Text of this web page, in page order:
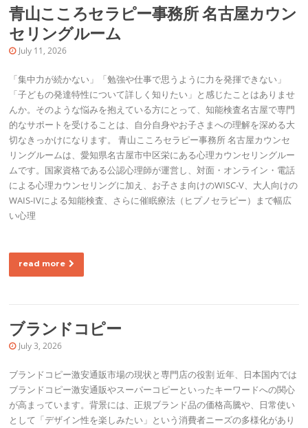
青山こころセラピー事務所 名古屋カウン
セリングルーム
July 11, 2026
「集中力が続かない」「勉強や仕事で思うように力を発揮できない」
「子どもの発達特性について詳しく知りたい」と感じたことはありませ
んか。そのような悩みを抱えている方にとって、知能検査名古屋で専門
的なサポートを受けることは、自分自身やお子さまへの理解を深める大
切なきっかけになります。 青山こころセラピー事務所 名古屋カウンセ
リングルームは、愛知県名古屋市中区栄にある心理カウンセリングルー
ムです。国家資格である公認心理師が運営し、対面・オンライン・電話
による心理カウンセリングに加え、お子さま向けのWISC-V、大人向けの
WAIS-IVによる知能検査、さらに催眠療法（ヒプノセラピー）まで幅広
い心理
read more
ブランドコピー
July 3, 2026
ブランドコピー激安通販市場の現状と専門店の役割 近年、日本国内では
ブランドコピー激安通販やスーパーコピーといったキーワードへの関心
が高まっています。背景には、正規ブランド品の価格高騰や、日常使い
として「デザイン性を楽しみたい」という消費者ニーズの多様化があり